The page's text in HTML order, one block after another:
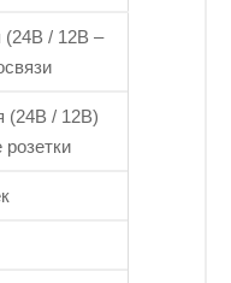
(24В / 12В –
(24В / 12В)